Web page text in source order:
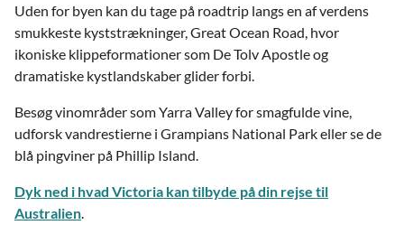
Uden for byen kan du tage på roadtrip langs en af verdens
smukkeste kyststrækninger, Great Ocean Road, hvor
ikoniske klippeformationer som De Tolv Apostle og
dramatiske kystlandskaber glider forbi.
Besøg vinområder som Yarra Valley for smagfulde vine,
udforsk vandrestierne i Grampians National Park eller se de
blå pingviner på Phillip Island.
Dyk ned i hvad Victoria kan tilbyde på din rejse til
Australien